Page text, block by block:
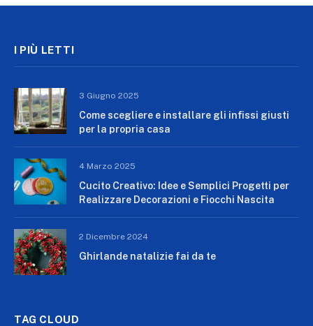
I PIÙ LETTI
3 Giugno 2025
Come scegliere e installare gli infissi giusti
per la propria casa
4 Marzo 2025
Cucito Creativo: Idee e Semplici Progetti per
Realizzare Decorazioni e Fiocchi Nascita
2 Dicembre 2024
Ghirlande natalizie fai da te
TAG CLOUD